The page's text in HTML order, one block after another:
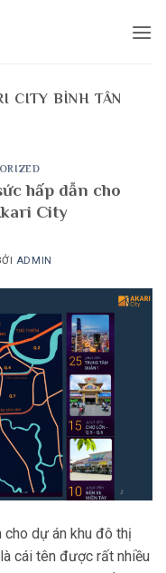
CITY BÌNH TÂN
hấp dẫn cho
City
ADMIN
dự án khu đô thị
cái tên được rất nhiều